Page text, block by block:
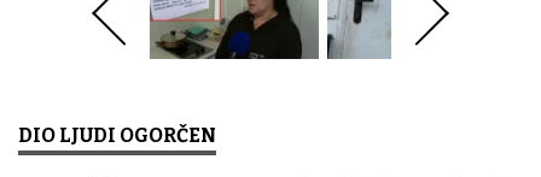
DIO LJUDI OGORČEN